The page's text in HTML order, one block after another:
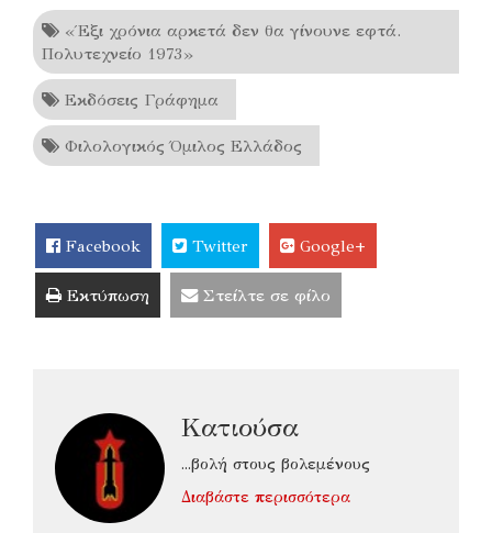
«Έξι χρόνια αρκετά δεν θα γίνουνε εφτά.
Πολυτεχνείο 1973»
Εκδόσεις Γράφημα
Φιλολογικός Όμιλος Ελλάδος
Facebook Twitter Google+
Εκτύπωση Στείλτε σε φίλο
Κατιούσα
...βολή στους βολεμένους
Διαβάστε περισσότερα